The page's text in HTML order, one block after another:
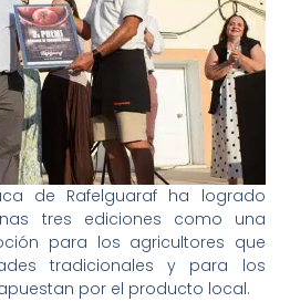
de Rafelguaraf ha logrado
tres ediciones como una
para los agricultores que
tradicionales y para los
por el producto local.